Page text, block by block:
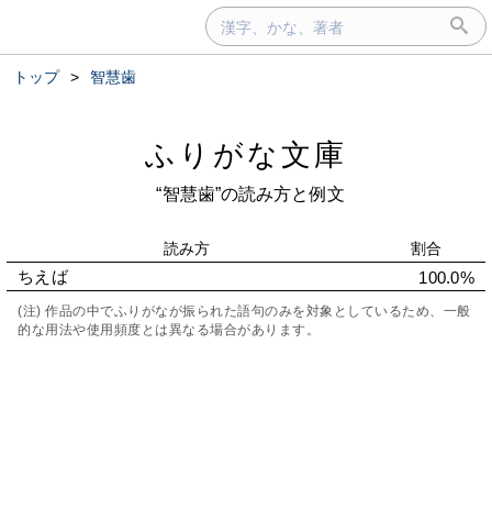
トップ > 智慧歯
ふりがな文庫
“智慧歯”の読み方と例文
読み方 割合
ちえば 100.0%
(注) 作品の中でふりがなが振られた語句のみを対象としているため、一般
的な用法や使用頻度とは異なる場合があります。